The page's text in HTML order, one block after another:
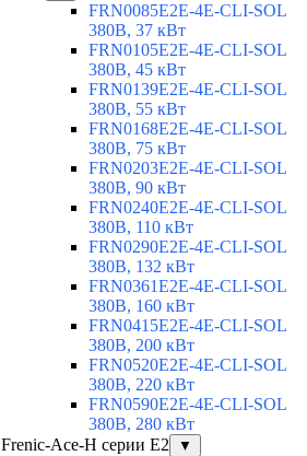
FRN0085E2E-4E-CLI-SOL
380В, 37 кВт
FRN0105E2E-4E-CLI-SOL
380В, 45 кВт
FRN0139E2E-4E-CLI-SOL
380В, 55 кВт
FRN0168E2E-4E-CLI-SOL
380В, 75 кВт
FRN0203E2E-4E-CLI-SOL
380В, 90 кВт
FRN0240E2E-4E-CLI-SOL
380В, 110 кВт
FRN0290E2E-4E-CLI-SOL
380В, 132 кВт
FRN0361E2E-4E-CLI-SOL
380В, 160 кВт
FRN0415E2E-4E-CLI-SOL
380В, 200 кВт
FRN0520E2E-4E-CLI-SOL
380В, 220 кВт
FRN0590E2E-4E-CLI-SOL
380В, 280 кВт
Frenic-Ace-H серии E2
▼